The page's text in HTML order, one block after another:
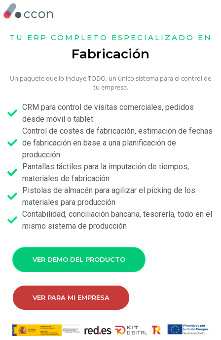
TU ERP COMPLETO ESPECIALIZADO EN
Fabricación
Un paquete que lo incluye TODO, un único sistema para el control de
tu empresa.
CRM para control de visitas comerciales, pedidos
desde móvil o tablet
Control de costes de fabricación, estimación de fechas
de fabricación en base a una planificación de
producción
Pantallas táctiles para la imputación de tiempos,
materiales de fabricación
Pistolas de almacén para agilizar el picking de los
materiales para producción
Contabilidad, conciliación bancaria, tesorería, todo en el
mismo sistema de producción
VER DEMO DEL PRODUCTO
VER PARA MI EMPRESA